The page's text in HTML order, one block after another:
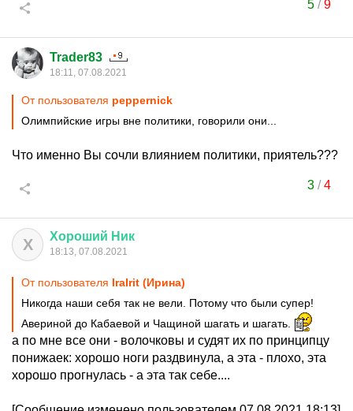
5/9
Trader83
18:11, 07.08.2021
От пользователя peppernick
Олимпийские игры вне политики, говорили они...
Что именно Вы сочли влиянием политики, приятель???
3/4
Х Хороший Ник
18:13, 07.08.2021
От пользователя IraIrit (Ирина)
Никогда наши себя так не вели. Потому что были супер!
Авериной до Кабаевой и Чащиной шагать и шагать.
а по мне все они - волочковы и судят их по принципцу
понижаек: хорошо ноги раздвинула, а эта - плохо, эта
хорошо прогнулась - а эта так себе....